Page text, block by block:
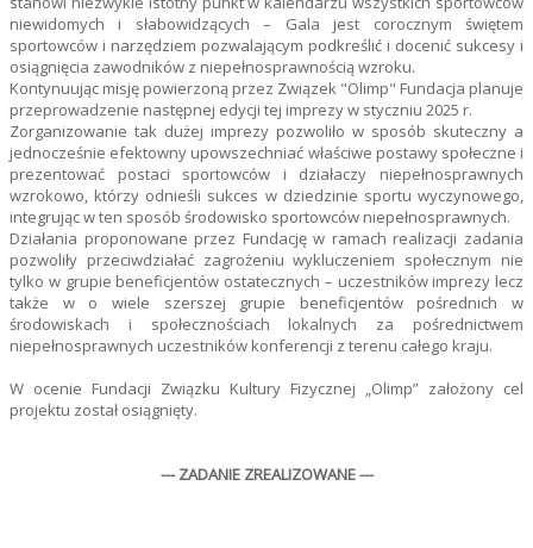
niewidomych i słabowidzących – Gala jest corocznym świętem
sportowców i narzędziem pozwalającym podkreślić i docenić sukcesy i
osiągnięcia zawodników z niepełnosprawnością wzroku.
Kontynuując misję powierzoną przez Związek "Olimp" Fundacja planuje
przeprowadzenie następnej edycji tej imprezy w styczniu 2025 r.
Zorganizowanie tak dużej imprezy pozwoliło w sposób skuteczny a
jednocześnie efektowny upowszechniać właściwe postawy społeczne i
prezentować postaci sportowców i działaczy niepełnosprawnych
wzrokowo, którzy odnieśli sukces w dziedzinie sportu wyczynowego,
integrując w ten sposób środowisko sportowców niepełnosprawnych.
Działania proponowane przez Fundację w ramach realizacji zadania
pozwoliły przeciwdziałać zagrożeniu wykluczeniem społecznym nie
tylko w grupie beneficjentów ostatecznych – uczestników imprezy lecz
także w o wiele szerszej grupie beneficjentów pośrednich w
środowiskach i społecznościach lokalnych za pośrednictwem
niepełnosprawnych uczestników konferencji z terenu całego kraju.
W ocenie Fundacji Związku Kultury Fizycznej „Olimp” założony cel
projektu został osiągnięty.
--- ZADANIE ZREALIZOWANE ---